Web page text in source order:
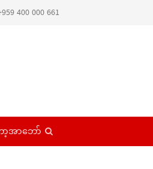
400 000 661
အာဘော်